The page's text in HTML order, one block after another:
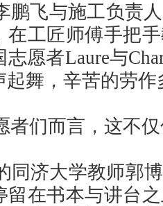
鹏飞与施工负责
在工匠师傅手把
志愿者Laure与
起舞，辛苦的劳
者们而言，这不
同济大学教师郭
留在书本与讲台